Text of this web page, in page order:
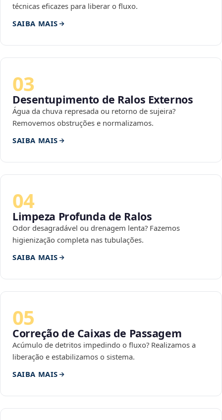
técnicas eficazes para liberar o fluxo.
SAIBA MAIS
03
Desentupimento de Ralos Externos
Água da chuva represada ou retorno de sujeira?
Removemos obstruções e normalizamos.
SAIBA MAIS
04
Limpeza Profunda de Ralos
Odor desagradável ou drenagem lenta? Fazemos
higienização completa nas tubulações.
SAIBA MAIS
05
Correção de Caixas de Passagem
Acúmulo de detritos impedindo o fluxo? Realizamos a
liberação e estabilizamos o sistema.
SAIBA MAIS